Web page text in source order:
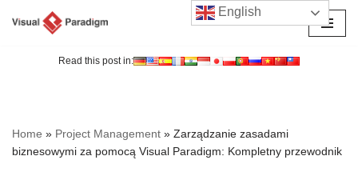
Read this post in:
Home » Project Management » Zarządzanie zasadami
biznesowymi za pomocą Visual Paradigm: Kompletny przewodnik
English